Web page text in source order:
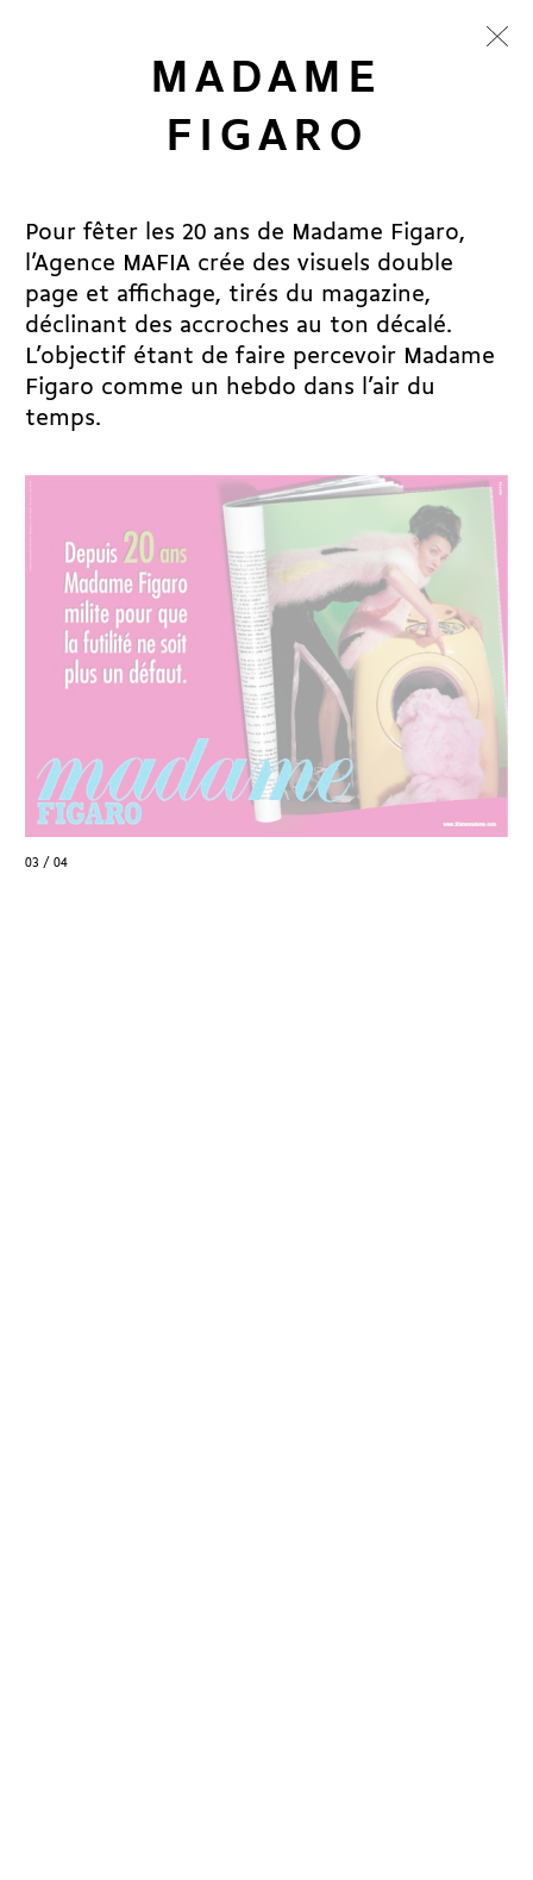
MADAME
FIGARO
Pour fêter les 20 ans de Madame Figaro,
l’Agence MAFIA crée des visuels double
page et affichage, tirés du magazine,
déclinant des accroches au ton décalé.
L’objectif étant de faire percevoir Madame
Figaro comme un hebdo dans l’air du
temps.
03 / 04